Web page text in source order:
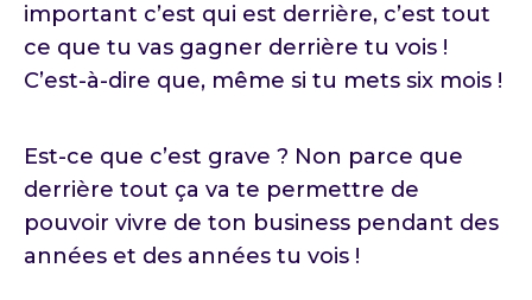
important c’est qui est derrière, c’est tout
ce que tu vas gagner derrière tu vois !
C’est-à-dire que, même si tu mets six mois !
Est-ce que c’est grave ? Non parce que
derrière tout ça va te permettre de
pouvoir vivre de ton business pendant des
années et des années tu vois !